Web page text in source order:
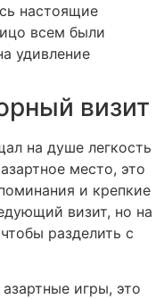
настоящие
всем были
удивление
визит
на душе легкость
место, это
и крепкие
визит, но на
разделить с
игры, это